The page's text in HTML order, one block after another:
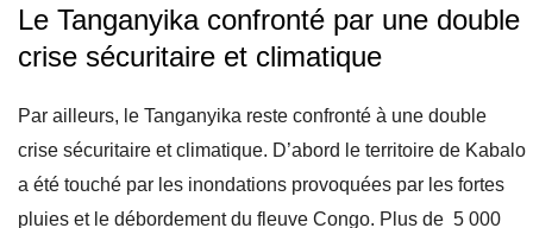
Le Tanganyika confronté par une double
crise sécuritaire et climatique
Par ailleurs, le Tanganyika reste confronté à une double
crise sécuritaire et climatique. D’abord le territoire de Kabalo
a été touché par les inondations provoquées par les fortes
pluies et le débordement du fleuve Congo. Plus de 5 000